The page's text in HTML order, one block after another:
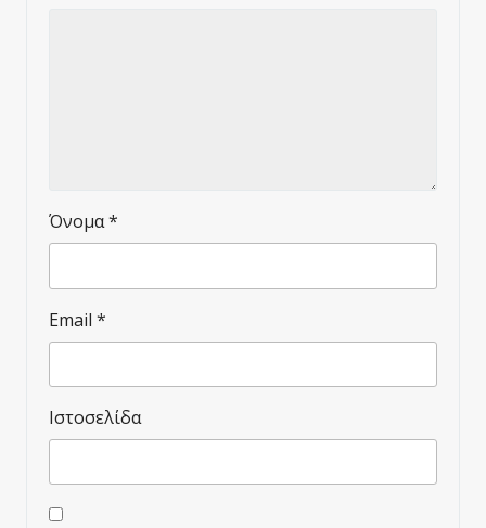
Όνομα*
Email *
Ιστοσελίδα